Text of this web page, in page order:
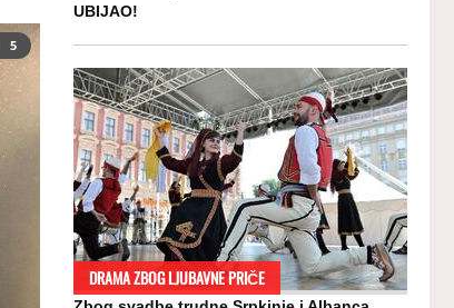
5
UBIJAO!
DRAMA ZBOG LJUBAVNE PRIČE